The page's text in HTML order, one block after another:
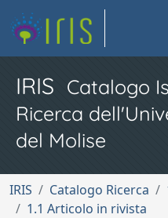
IRIS Catalogo
Ricerca
del Molise
IRIS Catalogo Ricerca
1.1 Articolo in rivista